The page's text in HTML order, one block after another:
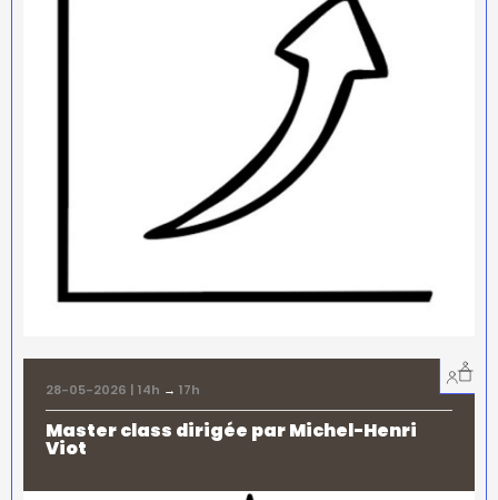
28-05-2026 | 14h → 17h
Master class dirigée par Michel-Henri
Viot